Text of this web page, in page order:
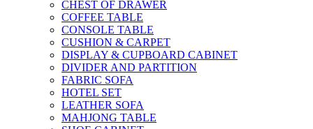
CHEST OF DRAWER
COFFEE TABLE
CONSOLE TABLE
CUSHION & CARPET
DISPLAY & CUPBOARD CABINET
DIVIDER AND PARTITION
FABRIC SOFA
HOTEL SET
LEATHER SOFA
MAHJONG TABLE